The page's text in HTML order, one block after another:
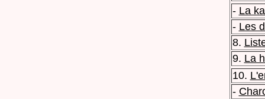
- La
- Les
8.
9. La
10.
-